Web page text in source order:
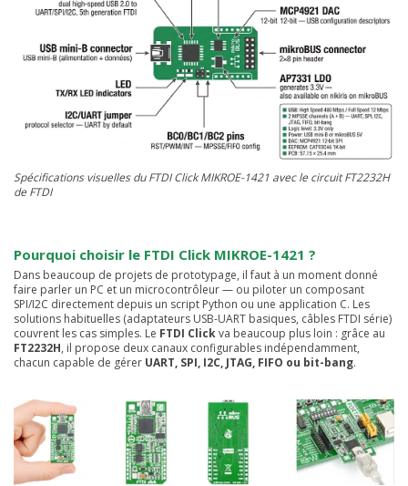
Spécifications visuelles du FTDI Click MIKROE-1421 avec le circuit FT2232H
de FTDI
Pourquoi choisir le FTDI Click MIKROE-1421 ?
Dans beaucoup de projets de prototypage, il faut à un moment donné
faire parler un PC et un microcontrôleur — ou piloter un composant
SPI/I2C directement depuis un script Python ou une application C. Les
solutions habituelles (adaptateurs USB-UART basiques, câbles FTDI série)
couvrent les cas simples. Le FTDI Clickva beaucoup plus loin : grâce au
FT2232H, il propose deux canaux configurables indépendamment,
chacun capable de gérer UART, SPI, I2C, JTAG, FIFO ou bit-bang.